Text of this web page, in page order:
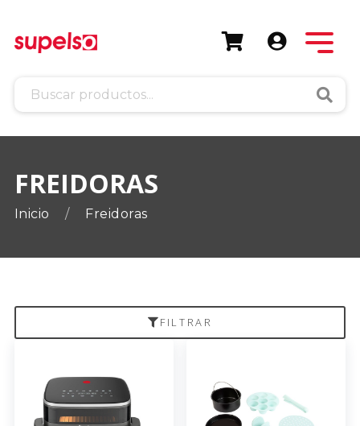
FREIDORAS
Inicio Freidoras
FILTRAR